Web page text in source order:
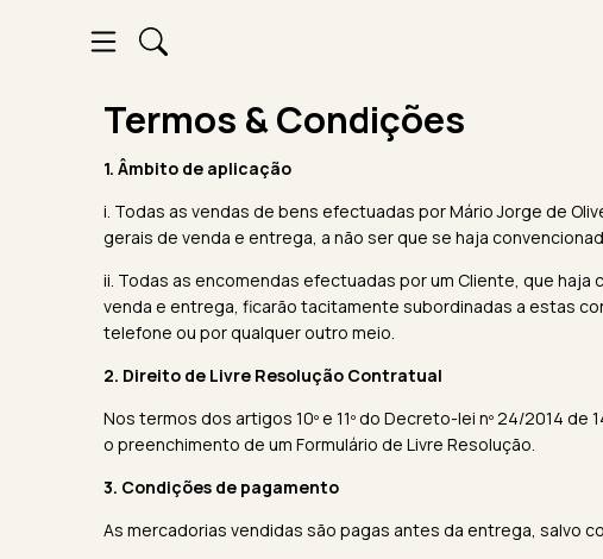
Termos & Condições
1. Âmbito de aplicação
i. Todas as vendas de bens efectuadas por Mário Jorge de
gerais de venda e entrega, a não ser que se haja
ii. Todas as encomendas efectuadas por um Cliente, que
venda e entrega, ficarão tacitamente subordinadas a estas
telefone ou por qualquer outro meio.
2. Direito de Livre Resolução Contratual
Nos termos dos artigos 10º e 11º do Decreto-lei nº 24/2014
o preenchimento de um Formulário de Livre Resolução.
3. Condições de pagamento
As mercadorias vendidas são pagas antes da entrega, salvo